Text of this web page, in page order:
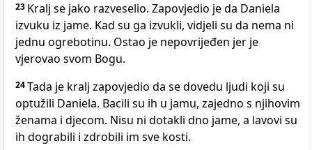
23 Kralj se jako razveselio. Zapovjedio je da Daniela
izvuku iz jame. Kad su ga izvukli, vidjeli su da nema ni
jednu ogrebotinu. Ostao je nepovrijeđen jer je
vjerovao svom Bogu.
24Tada je kralj zapovjedio da se dovedu ljudi koji su
optužili Daniela. Bacili su ih u jamu, zajedno s njihovim
ženama i djecom. Nisu ni dotakli dno jame, a lavovi su
ih dograbili i zdrobili im sve kosti.